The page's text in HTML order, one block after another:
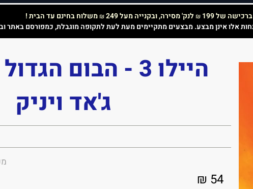
של 199 ₪ לנק' מסירה, ובקנייה מעל 249 ₪משלוח בחינם עד הבית !
אלו אינן מבצע. מבצעים מתקיימים מעת לעת לתקופה מוגבלת, כמפורסם באתר
היילו 3 - הבום
ג'אד ויניק
54 ₪